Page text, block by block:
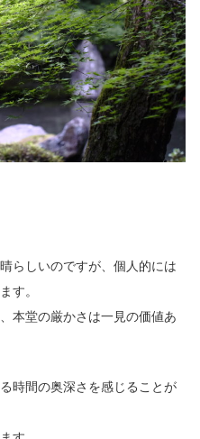
らしいのですが、個人的には
す。
本堂の厳かさは一見の価値あ
時間の奥深さを感じることが